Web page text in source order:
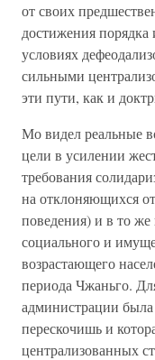
от своих
достижения
условиях
сильными
эти пути, как и
Мо видел реальные
цели в усилении
требования
на отклоняющихся
поведения) и в то
социального и
возрастающего
периода Чжаньго.
администрации
перескочишь и
централизованных